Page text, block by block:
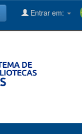
Entrar em: